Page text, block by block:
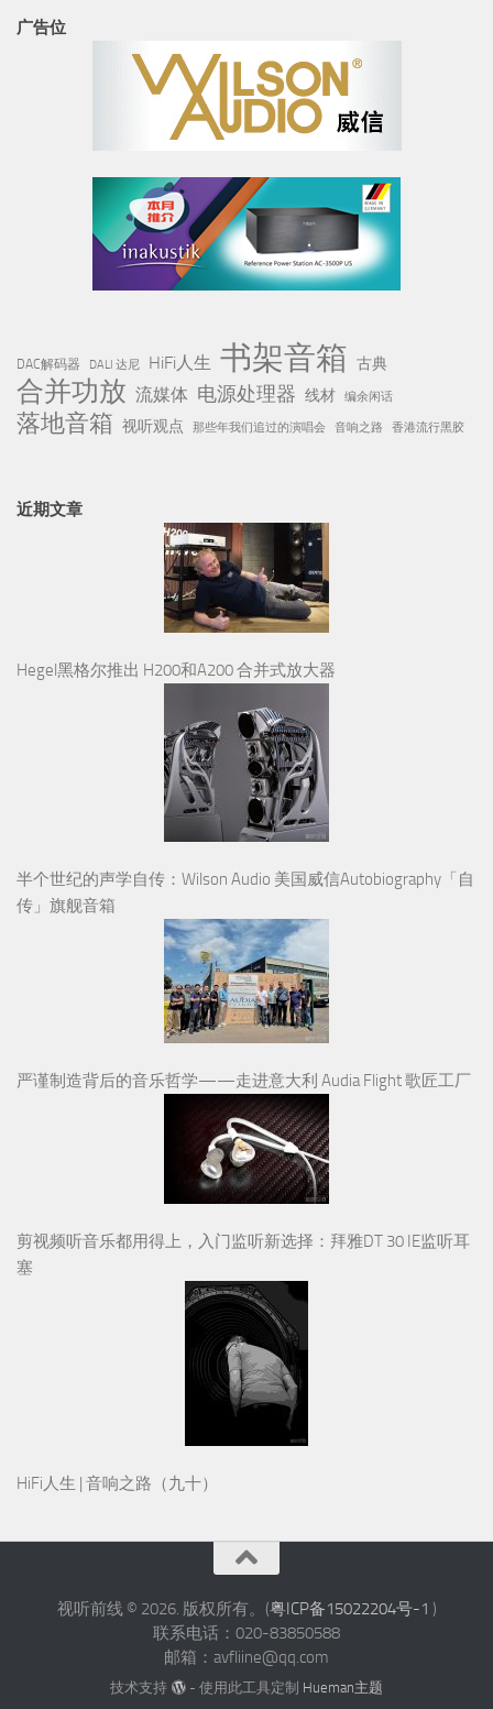
广告位
DAC解码器 DALI 达尼 HiFi人生 书架音箱 古典
合并功放 流媒体 电源处理器 线材 编余闲话
落地音箱 视听观点 那些年我们追过的演唱会 音响之路 香港流行黑胶
近期文章
Hegel黑格尔推出 H200和A200 合并式放大器
半个世纪的声学自传：Wilson Audio 美国威信Autobiography「自
传」旗舰音箱
严谨制造背后的音乐哲学——走进意大利 Audia Flight 歌匠工厂
剪视频听音乐都用得上，入门监听新选择：拜雅DT 30 IE监听耳
塞
HiFi人生 | 音响之路（九十）
视听前线 © 2026. 版权所有。(粤ICP备15022204号-1 )
联系电话：020-83850588
邮箱：avfliine@qq.com
技术支持 - 使用此工具定制 Hueman主题